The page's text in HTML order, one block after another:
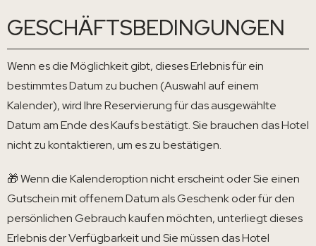
GESCHÄFTSBEDINGUNGEN
Wenn es die Möglichkeit gibt, dieses Erlebnis für ein
bestimmtes Datum zu buchen (Auswahl auf einem
Kalender), wird Ihre Reservierung für das ausgewählte
Datum am Ende des Kaufs bestätigt. Sie brauchen das Hotel
nicht zu kontaktieren, um es zu bestätigen.
🎁 Wenn die Kalenderoption nicht erscheint oder Sie einen
Gutschein mit offenem Datum als Geschenk oder für den
persönlichen Gebrauch kaufen möchten, unterliegt dieses
Erlebnis der Verfügbarkeit und Sie müssen das Hotel